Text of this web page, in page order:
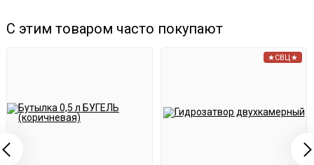
С этим товаром часто покупают
★СВЦ★